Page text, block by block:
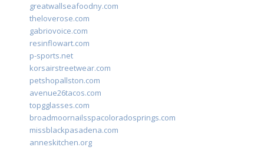
greatwallseafoodny.com
theloverose.com
gabriovoice.com
resinflowart.com
p-sports.net
korsairstreetwear.com
petshopallston.com
avenue26tacos.com
topgglasses.com
broadmoornailsspacoloradosprings.com
missblackpasadena.com
anneskitchen.org